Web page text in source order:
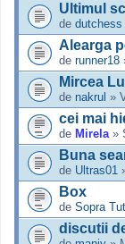
Ultimul
de dutchess
Alearga
de runner18
Mircea
de nakrul »
cei mai
de Mirela»
Buna
de Ultras01
Box
de Sopra
discutii